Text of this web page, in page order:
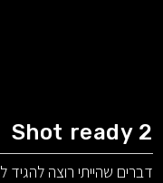
Shot ready 2
דברים שהייתי רוצה להגיד